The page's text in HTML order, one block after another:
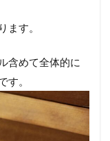
ます。
含めて全体的に
す。